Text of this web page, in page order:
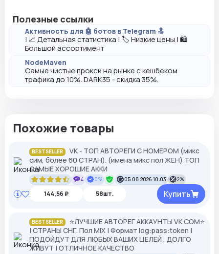
Полезные ссылки
Активность для 🤖 ботов в Telegram 🔝
| 📈 Детальная статистика | 🏷️ Низкие цены | 🛍️
Большой ассортимент
NodeMaven
Самые чистые прокси на рынке с кешбеком
трафика до 10%. DARK35 - скидка 35%.
Похожие товары
BESTSELLER
VK - ТОП АВТОРЕГИ С НОМЕРОМ (микс
сим, более 60 СТРАН). (имена микс пол ЖЕН) ТОП
САМЫЕ ХОРОШИЕ АККИ
4 0% 05.08.2026 10:03 2%
144,56 ₽ 58шт. Купить
BESTSELLER
⭐️ЛУЧШИЕ АВТОРЕГ АККАУНТЫ VK.COM⭐️
| СТРАНЫ СНГ. Пол MIX | Формат log:pass:token |
ПОДОЙДУТ ДЛЯ ЛЮБЫХ ВАШИХ ЦЕЛЕЙ , ДОЛГО
ЖИВУТ | ОТЛИЧНОЕ КАЧЕСТВО